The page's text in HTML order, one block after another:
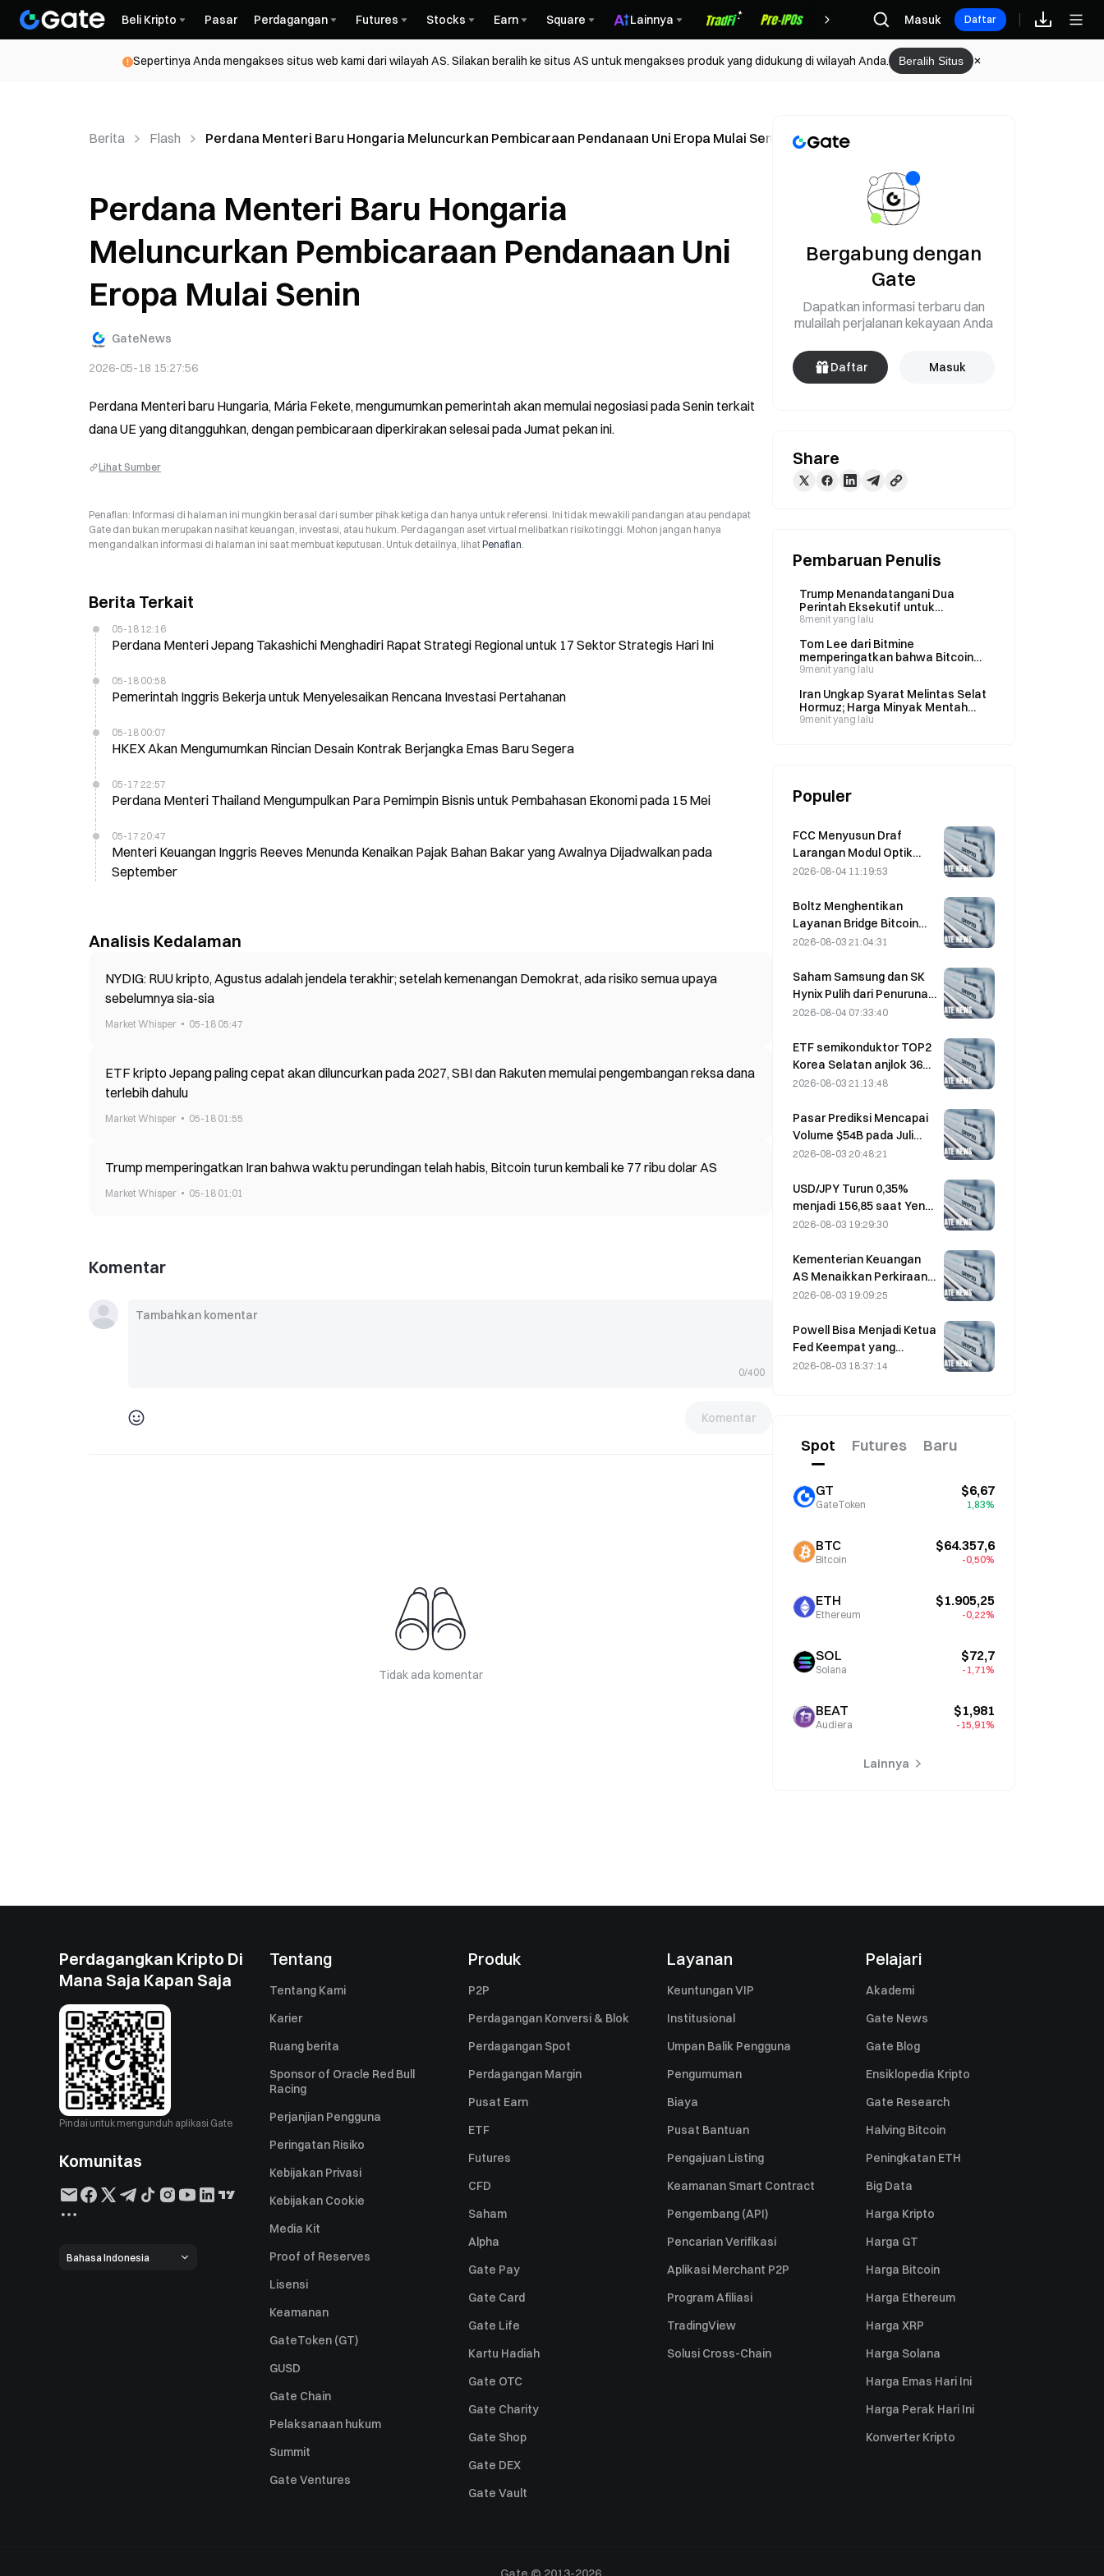
Beli Kripto Pasar Perdagangan Futures Stocks Earn Square Lainnya HadiahMasuk Daftar
Sepertinya Anda mengakses situs web kami dari wilayah AS. Silakan beralih ke situs AS untuk mengakses produk yang didukung di wilayah Anda. Beralih Situs
Berita Flash Perdana Menteri Baru Hongaria Meluncurkan Pembicaraan Pendanaan Uni Eropa Mulai Senin
Perdana Menteri Baru Hongaria
Meluncurkan Pembicaraan Pendanaan Uni
Eropa Mulai Senin
GateNews
2026-05-18 15:27:56
Perdana Menteri baru Hungaria, Mária Fekete, mengumumkan pemerintah akan memulai negosiasi pada Senin terkait
dana UE yang ditangguhkan, dengan pembicaraan diperkirakan selesai pada Jumat pekan ini.
Lihat Sumber
Penafian: Informasi di halaman ini mungkin berasal dari sumber pihak ketiga dan hanya untuk referensi. Ini tidak mewakili pandangan atau pendapat
Gate dan bukan merupakan nasihat keuangan, investasi, atau hukum. Perdagangan aset virtual melibatkan risiko tinggi. Mohon jangan hanya
mengandalkan informasi di halaman ini saat membuat keputusan. Untuk detailnya, lihatPenafian.
Berita Terkait
05-18 12:16
Perdana Menteri Jepang Takashichi Menghadiri Rapat Strategi Regional untuk 17 Sektor Strategis Hari Ini
05-18 00:58
Pemerintah Inggris Bekerja untuk Menyelesaikan Rencana Investasi Pertahanan
05-18 00:07
HKEX Akan Mengumumkan Rincian Desain Kontrak Berjangka Emas Baru Segera
05-17 22:57
Perdana Menteri Thailand Mengumpulkan Para Pemimpin Bisnis untuk Pembahasan Ekonomi pada 15 Mei
05-17 20:47
Menteri Keuangan Inggris Reeves Menunda Kenaikan Pajak Bahan Bakar yang Awalnya Dijadwalkan pada
September
Analisis Kedalaman
NYDIG: RUU kripto, Agustus adalah jendela terakhir; setelah kemenangan Demokrat, ada risiko semua upaya
sebelumnya sia-sia
Market Whisper 05-18 05:47
ETF kripto Jepang paling cepat akan diluncurkan pada 2027, SBI dan Rakuten memulai pengembangan reksa dana
terlebih dahulu
Market Whisper 05-18 01:55
Trump memperingatkan Iran bahwa waktu perundingan telah habis, Bitcoin turun kembali ke 77 ribu dolar AS
Market Whisper 05-18 01:01
Komentar
0/400
Komentar
Tidak ada komentar
Bergabung dengan
Gate
Dapatkan informasi terbaru dan
mulailah perjalanan kekayaan Anda
Daftar Masuk
Share
Pembaruan Penulis
Trump Menandatangani Dua
Perintah Eksekutif untuk
Membatasi Kewarganegaraan
Melarang “Wisata Melahirkan”
pada 6 Agustus
8menit yang lalu
Tom Lee dari Bitmine
memperingatkan bahwa Bitcoin
belum akan memiliki konsensus
kuantum sebelum 2028
9menit yang lalu
Iran Ungkap Syarat Melintas Selat
Hormuz; Harga Minyak Mentah
Brent Melonjak ke $82 dalam
9menit yang lalu
Populer
FCC Menyusun Draf
Larangan Modul Optik
Pusat Data dari Tiongkok;
Terdampak pada 27%
Pangsa Pasarnya
2026-08-04 11:19:53
Boltz Menghentikan
Layanan Bridge Bitcoin
Tanpa Batas Setelah
2026-08-03 21:04:31
Saham Samsung dan SK
Hynix Pulih dari Penurunan
5% Berkat Pembelian oleh
2026-08-04 07:33:40
ETF semikonduktor TOP2
Korea Selatan anjlok 36%
dalam sebulan terakhir
berbalik arah
2026-08-03 21:13:48
Pasar Prediksi Mencapai
Volume $54B pada Juli
karena Piala Dunia
2026-08-03 20:48:21
USD/JPY Turun 0,35%
menjadi 156,85 saat Yen
Menguat pada
2026-08-03 19:29:30
Kementerian Keuangan
AS Menaikkan Perkiraan
Peminjaman Q3 Menjadi
2026-08-03 19:09:25
Powell Bisa Menjadi Ketua
Fed Keempat yang
Menyelesaikan Masa
2026-08-03 18:37:14
Spot Futures Baru
GT
GateToken
$6,67
1,83%
BTC
Bitcoin
$64.357,6
-0,50%
ETH
Ethereum
$1.905,25
-0,22%
SOL
Solana
$72,7
-1,71%
BEAT
Audiera
$1,981
-15,91%
Lainnya
Perdagangkan Kripto Di
Mana Saja Kapan Saja
Pindai untuk mengunduh aplikasi Gate
Komunitas
Bahasa Indonesia
Tentang
Tentang Kami
Karier
Ruang berita
Sponsor of Oracle Red Bull
Racing
Perjanjian Pengguna
Peringatan Risiko
Kebijakan Privasi
Kebijakan Cookie
Media Kit
Proof of Reserves
Lisensi
Keamanan
GateToken (GT)
GUSD
Gate Chain
Pelaksanaan hukum
Summit
Gate Ventures
Produk
P2P
Perdagangan Konversi & Blok
Perdagangan Spot
Perdagangan Margin
Pusat Earn
ETF
Futures
CFD
Saham
Alpha
Gate Pay
Gate Card
Gate Life
Kartu Hadiah
Gate OTC
Gate Charity
Gate Shop
Gate DEX
Gate Vault
Layanan
Keuntungan VIP
Institusional
Umpan Balik Pengguna
Pengumuman
Biaya
Pusat Bantuan
Pengajuan Listing
Keamanan Smart Contract
Pengembang (API)
Pencarian Verifikasi
Aplikasi Merchant P2P
Program Afiliasi
TradingView
Solusi Cross-Chain
Pelajari
Akademi
Gate News
Gate Blog
Ensiklopedia Kripto
Gate Research
Halving Bitcoin
Peningkatan ETH
Big Data
Harga Kripto
Harga GT
Harga Bitcoin
Harga Ethereum
Harga XRP
Harga Solana
Harga Emas Hari Ini
Harga Perak Hari Ini
Konverter Kripto